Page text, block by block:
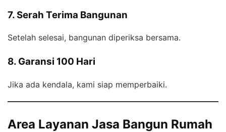
7. Serah Terima Bangunan
Setelah selesai, bangunan diperiksa bersama.
8. Garansi 100 Hari
Jika ada kendala, kami siap memperbaiki.
Area Layanan Jasa Bangun Rumah